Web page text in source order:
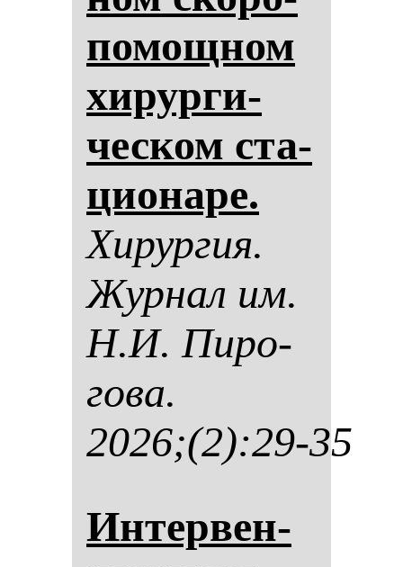
по­мощ­ном
хи­рур­ги­
чес­ком ста­
ци­она­ре.
Хи­рур­гия.
Жур­нал им.
Н.И. Пи­ро­
го­ва.
2026;(2):29-35
Ин­тер­вен­